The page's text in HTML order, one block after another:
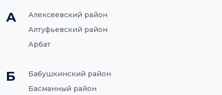
А
Алексеевский район
Алтуфьевский район
Арбат
Б
Бабушкинский район
Басманный район